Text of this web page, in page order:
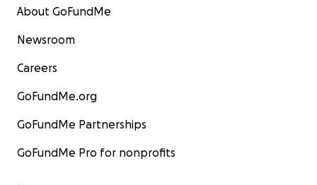
About GoFundMe
Newsroom
Careers
GoFundMe.org
GoFundMe Partnerships
GoFundMe Pro for nonprofits